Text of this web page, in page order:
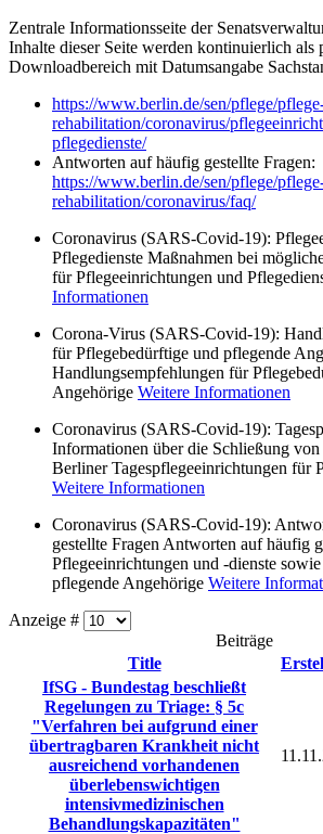
Zentrale Informationsseite der
Inhalte dieser Seite werden kontinuierlich als
Downloadbereich mit Datumsangabe
https://www.berlin.de/sen/pflege/
rehabilitation/coronavirus/
pflegedienste/
Antworten auf häufig gestellte Fragen:
https://www.berlin.de/sen/pflege/
rehabilitation/coronavirus/faq/
Coronavirus (SARS-Covid-19):
Pflegedienste Maßnahmen bei
für Pflegeeinrichtungen und
Informationen
Corona-Virus (SARS-Covid-19):
für Pflegebedürftige und pflegende
Handlungsempfehlungen für
Angehörige Weitere Informationen
Coronavirus (SARS-Covid-19):
Informationen über die Schließung
Berliner Tagespflegeeinrichtungen für
Weitere Informationen
Coronavirus (SARS-Covid-19):
gestellte Fragen Antworten auf häufig
Pflegeeinrichtungen und -dienste
pflegende Angehörige Weitere
Anzeige #
Beiträge
Title
IfSG - Bundestag beschließt
Regelungen zu Triage: § 5c
"Verfahren bei aufgrund einer
übertragbaren Krankheit nicht
ausreichend vorhandenen
überlebenswichtigen
intensivmedizinischen
Behandlungskapazitäten"